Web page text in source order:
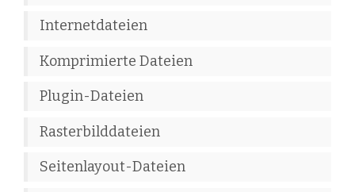
Internetdateien
Komprimierte Dateien
Plugin-Dateien
Rasterbilddateien
Seitenlayout-Dateien